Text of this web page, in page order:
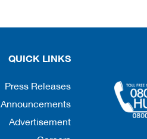
QUICK LINKS
Press Releases
Announcements
Advertisement